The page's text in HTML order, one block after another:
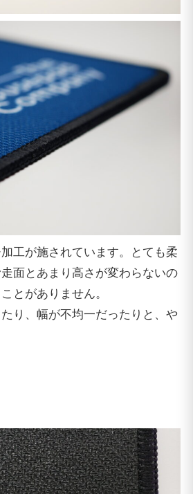
工が施されています。とても柔
面とあまり高さが変わらないの
とがありません。
り、幅が不均一だったりと、や